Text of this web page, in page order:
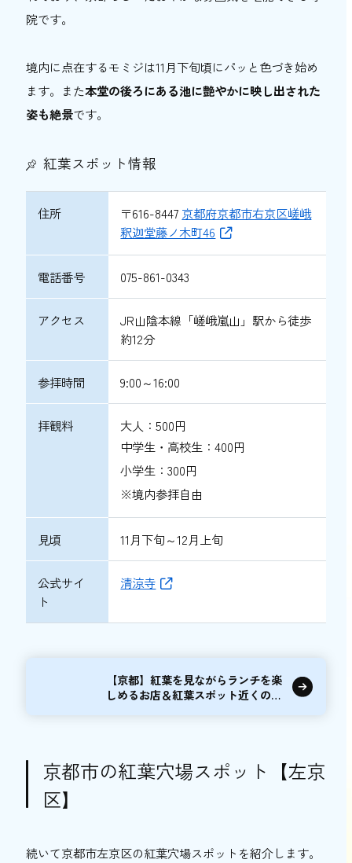
院です。
境内に点在するモミジは11月下旬頃にパッと色づき始め
ます。また本堂の後ろにある池に艶やかに映し出された
姿も絶景です。
紅葉スポット情報
住所 〒616-8447 京都府京都市右京区嵯峨
釈迦堂藤ノ木町46
電話番号 075-861-0343
アクセス
JR山陰本線「嵯峨嵐山」駅から徒歩
約12分
参拝時間 9:00～16:00
拝観料
大人：500円
中学生・高校生：400円
小学生：300円
※境内参拝自由
見頃 11月下旬～12月上旬
公式サイ
ト
清涼寺
【京都】紅葉を見ながらランチを楽
しめるお店＆紅葉スポット近くのカ
京都市の紅葉穴場スポット【左京
区】
続いて京都市左京区の紅葉穴場スポットを紹介します。